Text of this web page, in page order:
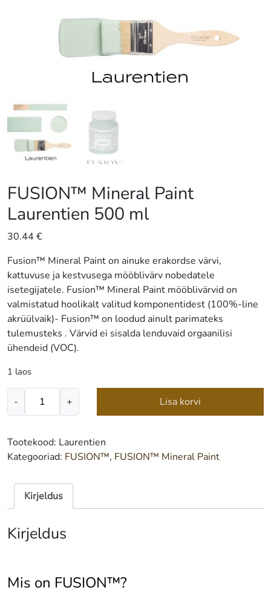
FUSION™ Mineral Paint
Laurentien 500 ml
30.44 €
Fusion™ Mineral Paint on ainuke erakordse värvi,
kattuvuse ja kestvusega mööblivärv nobedatele
isetegijatele. Fusion™ Mineral Paint mööblivärvid on
valmistatud hoolikalt valitud komponentidest (100%-line
akrüülvaik)- Fusion™ on loodud ainult parimateks
tulemusteks . Värvid ei sisalda lenduvaid orgaanilisi
ühendeid (VOC).
1 laos
-
FUSION™
Laurentien
500
kogus
+ Lisa korvi
Tootekood: Laurentien
Kategooriad: FUSION™, FUSION™ Mineral Paint
Kirjeldus
Kirjeldus
Mis on FUSION™?